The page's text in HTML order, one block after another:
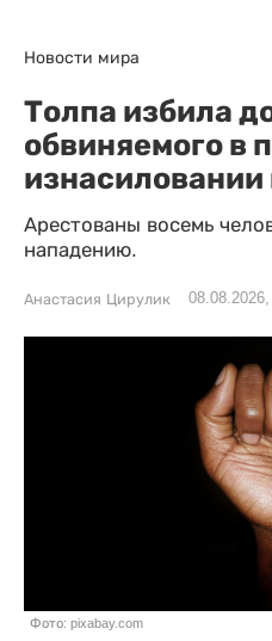
Новости мира
Толпа избила
обвиняемого в
Арестованы восемь
нападению.
Анастасия Цирулик
Фото: pixabay.com